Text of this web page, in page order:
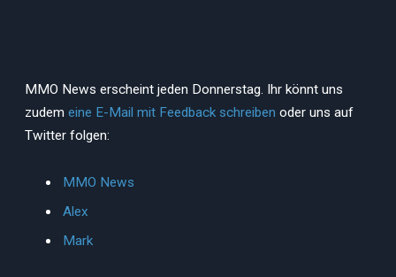
MMO News erscheint jeden Donnerstag. Ihr könnt uns
zudem eine E-Mail mit Feedback schreiben oder uns auf
Twitter folgen:
MMO News
Alex
Mark